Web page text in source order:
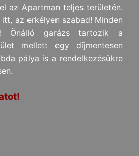
az Apartman teljes területén.
az erkélyen szabad! Minden
Önálló garázs tartozik a
mellett egy díjmentesen
pálya is a rendelkezésükre